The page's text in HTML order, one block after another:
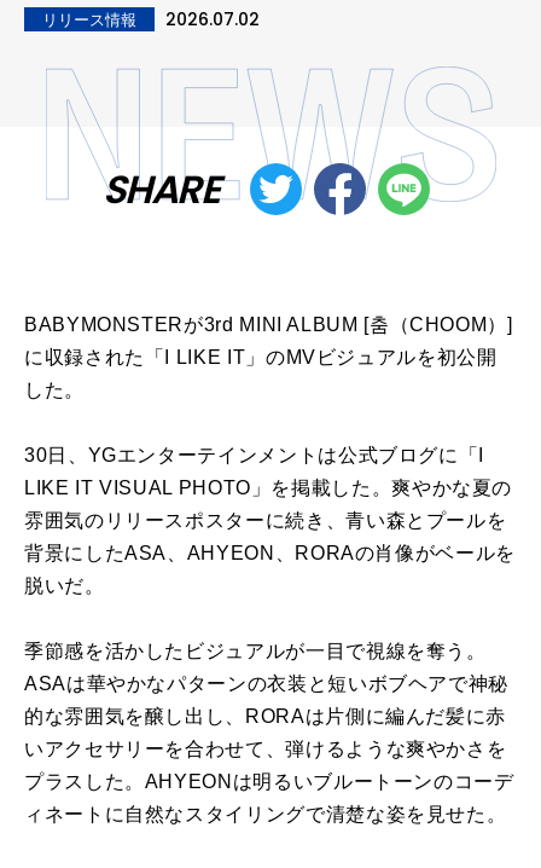
リリース情報 2026.07.02
SHARE
BABYMONSTERが3rd MINI ALBUM [춤（CHOOM）]
に収録された「I LIKE IT」のMVビジュアルを初公開
した。
30日、YGエンターテインメントは公式ブログに「I
LIKE IT VISUAL PHOTO」を掲載した。爽やかな夏の
雰囲気のリリースポスターに続き、青い森とプールを
背景にしたASA、AHYEON、RORAの肖像がベールを
脱いだ。
季節感を活かしたビジュアルが一目で視線を奪う。
ASAは華やかなパターンの衣装と短いボブヘアで神秘
的な雰囲気を醸し出し、RORAは片側に編んだ髪に赤
いアクセサリーを合わせて、弾けるような爽やかさを
プラスした。AHYEONは明るいブルートーンのコーデ
ィネートに自然なスタイリングで清楚な姿を見せた。